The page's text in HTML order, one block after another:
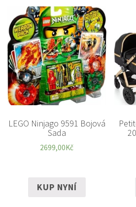
LEGO Ninjago 9591 Bojová
Sada
2699,00Kč
KUP NYNÍ